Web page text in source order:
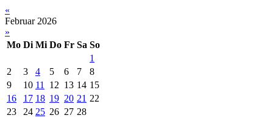
«
Februar 2026
»
Mo Di Mi Do Fr Sa So
1
2
3 4 5 6 7
8
9
10 11 12 13 14 15
16
17 18 19 20 21 22
23
24 25 26 27 28